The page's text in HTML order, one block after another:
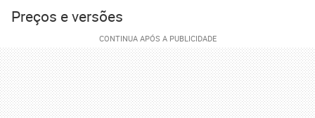
Preços e versões